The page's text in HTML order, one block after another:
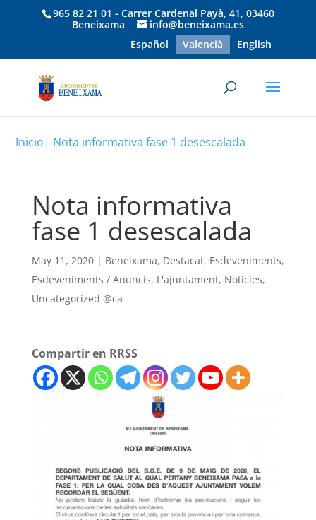
965 82 21 01 - Carrer Cardenal Payà, 41, 03460
Beneixama
info@beneixama.es
Español
Valencià English
Inicio| Nota informativa fase 1 desescalada
Nota informativa
fase 1 desescalada
May 11, 2020| Beneixama, Destacat, Esdeveniments,
Esdeveniments / Anuncis, L'ajuntament, Notícies,
Uncategorized @ca
Compartir en RRSS